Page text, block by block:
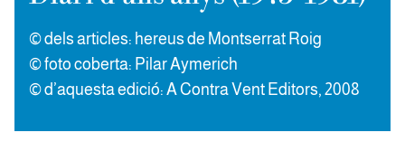
© dels articles: hereus de Montserrat Roig
© foto coberta: Pilar Aymerich
© d’aquesta edició: A Contra Vent Editors, 2008